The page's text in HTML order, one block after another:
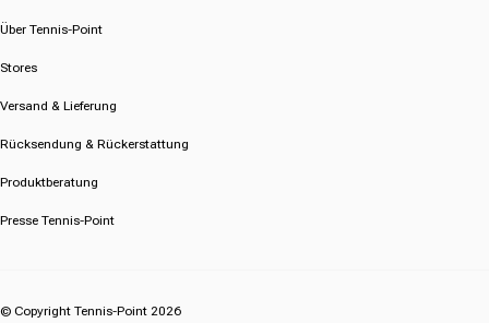
Über Tennis-Point
Stores
Versand & Lieferung
Rücksendung & Rückerstattung
Produktberatung
Presse Tennis-Point
© Copyright Tennis-Point 2026